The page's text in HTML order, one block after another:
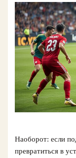
Наоборот: если
превратиться в